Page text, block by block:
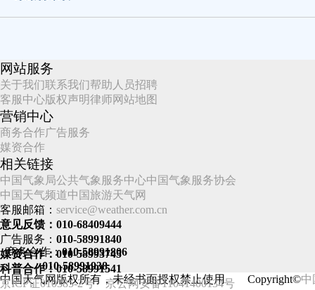
网站服务
关于我们联系我们帮助 人员招聘
客服中心版权声明律师 网站地图
营销中心
商务合作广告服务
媒资合作
相关链接
中国气象局公共气象服务中心中国气象服务协会
中国天气频道中国旅游天气网
客服邮箱： service@weather.com.cn
意见反馈：010-68409444
广告服务： 010-58991840
媒资合作：010-58993745
科普合作：010-58991541
京ICP证010385-2号
京公网安备11041400134号
商务合作：010-58991806
010-58991938
中国天气网版权所有，未经书面授权禁止使用 Copyright©中